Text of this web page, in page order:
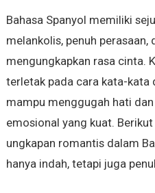
Bahasa Spanyol memiliki
melankolis, penuh perasaan,
mengungkapkan rasa cinta.
terletak pada cara kata-kata
mampu menggugah hati
emosional yang kuat.
ungkapan romantis dalam
hanya indah, tetapi juga